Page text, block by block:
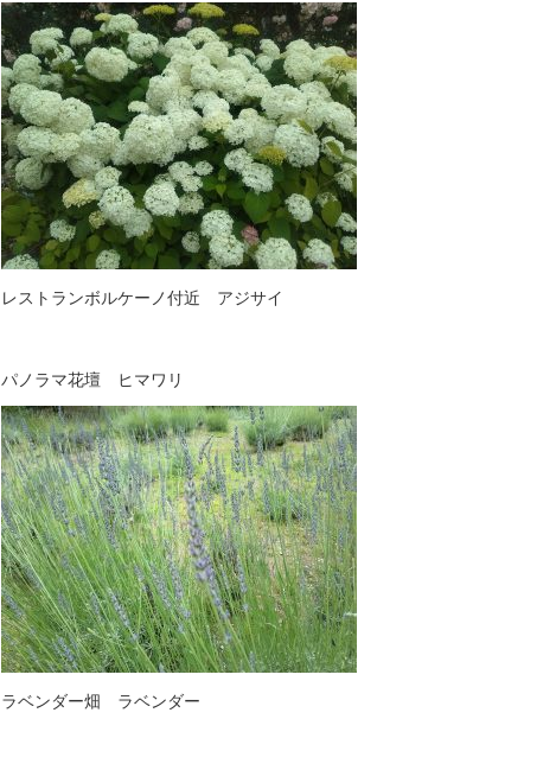
レストランボルケーノ付近 アジサイ
パノラマ花壇 ヒマワリ
ラベンダー畑 ラベンダー